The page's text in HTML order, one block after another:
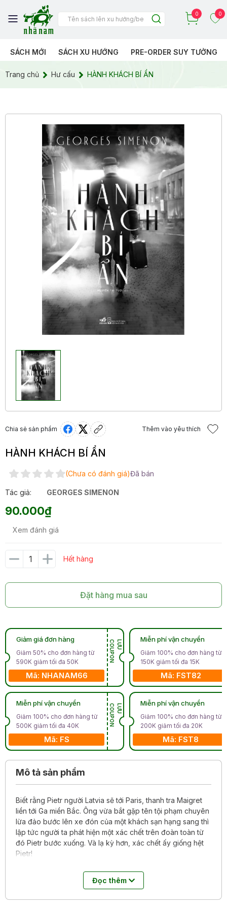
0 0
SÁCH MỚI SÁCH XU HƯỚNG PRE-ORDER SUY TƯỞNG
Trang chủ Hư cấu HÀNH KHÁCH BÍ ẨN
Chia sẻ sản phẩm Thêm vào yêu thích
HÀNH KHÁCH BÍ ẨN
(Chưa có đánh giá)Đã bán
Tác giả: GEORGES SIMENON
90.000₫
Xem đánh giá
Hết hàng
Đặt hàng mua sau
Giảm giá đơn hàng
Giảm 50% cho đơn hàng từ
590K giảm tối đa 50K
Mã: NHANAM66
L
Ư
U
C
O
U
P
O
N
Miễn phí vận chuyển
Giảm 100% cho đơn hàng từ
500K giảm tối đa 40K
Mã: FS
L
Ư
U
C
O
U
P
O
N
Miễn phí vận chuyển
Giảm 100% cho đơn hàng từ
150K giảm tối đa 15K
Mã: FST82
Miễn phí vận chuyển
Giảm 100% cho đơn hàng từ
200K giảm tối đa 20K
Mã: FST8
Mô tả sản phẩm
Biết rằng Pietr người Latvia sẽ tới Paris, thanh tra Maigret
liền tới Ga miền Bắc. Ông vừa bắt gặp tên tội phạm chuyên
lừa đảo bước lên xe đón của một khách sạn hạng sang thì
lập tức người ta phát hiện một xác chết trên đoàn toàn từ
đó Pietr bước xuống. Và lạ kỳ hơn, xác chết ấy giống hệt
Pietr!
Là tiểu thuyết đầu tiên trong xê ri vô cùng thành công về
viên thanh tra huyền thoại Maigret,Hành khách bí ẩnvới
Đọc thêm